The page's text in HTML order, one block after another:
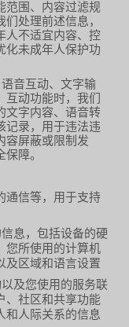
范围、内容过滤规
处理前述信息，
人不适宜内容、控
化未成年人保护功
音互动、文字输
互动功能时，我们
文字内容、语音转
记录，用于违法违
容屏蔽或限制发
障。
通信等，用于支持
息，包括设备的硬
您所使用的计算机
及区域和语言设置
及您使用的服务联
、社区和共享功能
和人际关系的信息